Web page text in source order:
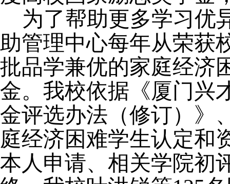
为了帮助更多学习优
助管理中心每年从荣获
批品学兼优的家庭经济
金。我校依据《厦门兴
金评选办法（修订）》
庭经济困难学生认定和
本人申请、相关学院初